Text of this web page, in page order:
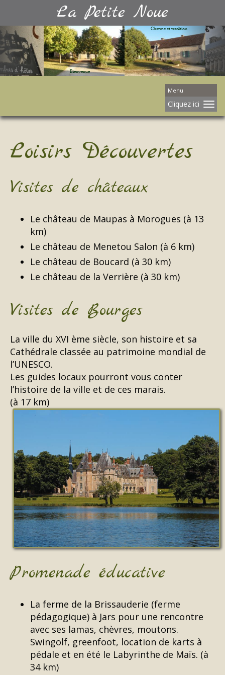
La Petite Noue
Menu
Cliquez ici
Loisirs Découvertes
Visites de châteaux
Le château de Maupas à Morogues (à 13
km)
Le château de Menetou Salon (à 6 km)
Le château de Boucard (à 30 km)
Le château de la Verrière (à 30 km)
Visites de Bourges
La ville du XVI ème siècle, son histoire et sa
Cathédrale classée au patrimoine mondial de
l’UNESCO.
Les guides locaux pourront vous conter
l’histoire de la ville et de ces marais.
(à 17 km)
Promenade éducative
La ferme de la Brissauderie (ferme
pédagogique) à Jars pour une rencontre
avec ses lamas, chèvres, moutons.
Swingolf, greenfoot, location de karts à
pédale et en été le Labyrinthe de Maïs. (à
34 km)